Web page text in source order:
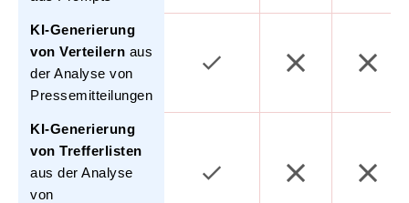
KI-Generierung
von Verteilern aus
der Analyse von
Pressemitteilungen
KI-Generierung
von Trefferlisten
aus der Analyse
von